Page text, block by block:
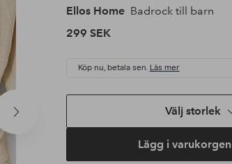
Nästa
Ellos Home Badrock till barn
299 SEK
Köp nu, betala sen. Läs mer
Välj storlek
Lägg i varukorgen